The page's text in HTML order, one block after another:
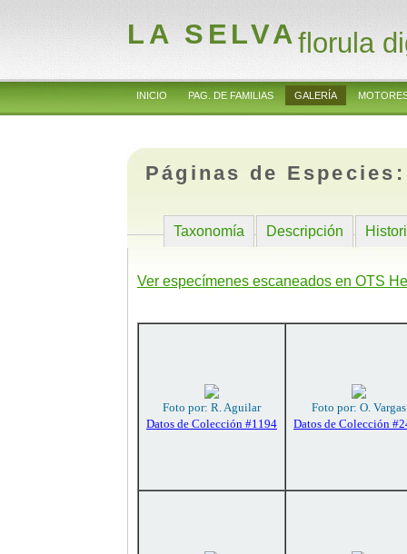
LA SELVAflorula
INICIO PAG. DE FAMILIAS GALERÍA
Páginas de
Taxonomía Descripción
Ver especímenes escaneados en OTS
Foto por: R. Aguilar
Datos de Colección #1194
Foto por: O. Vargas
Datos de Colección